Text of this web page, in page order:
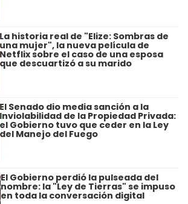
La historia real de "Elize: Sombras de
una mujer", la nueva película de
Netflix sobre el caso de una esposa
que descuartizó a su marido
El Senado dio media sanción a la
Inviolabilidad de la Propiedad Privada:
el Gobierno tuvo que ceder en la Ley
del Manejo del Fuego
El Gobierno perdió la pulseada del
nombre: la "Ley de Tierras" se impuso
en toda la conversación digital